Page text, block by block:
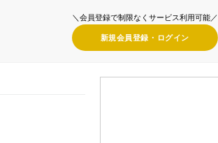
＼会員登録で制限なくサービス利用可能／
新規会員登録・ ログイン